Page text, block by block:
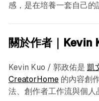
感，是在培養一套自己的
關於作者｜Kevin
Kevin Kuo / 郭政佑是 凱
CreatorHome的內容創
法、創作者工作流與個人